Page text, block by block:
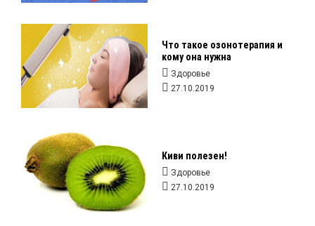
Что такое озонотерапия и
кому она нужна
Здоровье
27.10.2019
Киви полезен!
Здоровье
27.10.2019